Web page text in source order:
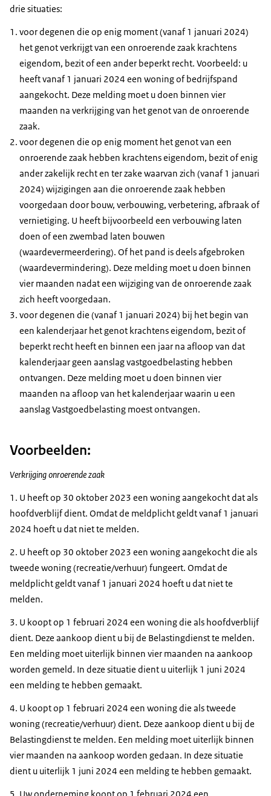
drie situaties:
voor degenen die op enig moment (vanaf 1 januari 2024)
het genot verkrijgt van een onroerende zaak krachtens
eigendom, bezit of een ander beperkt recht. Voorbeeld: u
heeft vanaf 1 januari 2024 een woning of bedrijfspand
aangekocht. Deze melding moet u doen binnen vier
maanden na verkrijging van het genot van de onroerende
zaak.
voor degenen die op enig moment het genot van een
onroerende zaak hebben krachtens eigendom, bezit of enig
ander zakelijk recht en ter zake waarvan zich (vanaf 1 januari
2024) wijzigingen aan die onroerende zaak hebben
voorgedaan door bouw, verbouwing, verbetering, afbraak of
vernietiging. U heeft bijvoorbeeld een verbouwing laten
doen of een zwembad laten bouwen
(waardevermeerdering). Of het pand is deels afgebroken
(waardevermindering). Deze melding moet u doen binnen
vier maanden nadat een wijziging van de onroerende zaak
zich heeft voorgedaan.
voor degenen die (vanaf 1 januari 2024) bij het begin van
een kalenderjaar het genot krachtens eigendom, bezit of
beperkt recht heeft en binnen een jaar na afloop van dat
kalenderjaar geen aanslag vastgoedbelasting hebben
ontvangen. Deze melding moet u doen binnen vier
maanden na afloop van het kalenderjaar waarin u een
aanslag Vastgoedbelasting moest ontvangen.
Voorbeelden:
Verkrijging onroerende zaak
1. U heeft op 30 oktober 2023 een woning aangekocht dat als
hoofdverblijf dient. Omdat de meldplicht geldt vanaf 1 januari
2024 hoeft u dat niet te melden.
2. U heeft op 30 oktober 2023 een woning aangekocht die als
tweede woning (recreatie/verhuur) fungeert. Omdat de
meldplicht geldt vanaf 1 januari 2024 hoeft u dat niet te
melden.
3. U koopt op 1 februari 2024 een woning die als hoofdverblijf
dient. Deze aankoop dient u bij de Belastingdienst te melden.
Een melding moet uiterlijk binnen vier maanden na aankoop
worden gemeld. In deze situatie dient u uiterlijk 1 juni 2024
een melding te hebben gemaakt.
4. U koopt op 1 februari 2024 een woning die als tweede
woning (recreatie/verhuur) dient. Deze aankoop dient u bij de
Belastingdienst te melden. Een melding moet uiterlijk binnen
vier maanden na aankoop worden gedaan. In deze situatie
dient u uiterlijk 1 juni 2024 een melding te hebben gemaakt.
5. Uw onderneming koopt op 1 februari 2024 een